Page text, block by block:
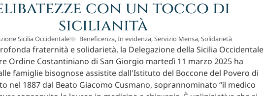
con un tocco di
sicilianità
Sicilia Occidentale Beneficenza,In evidenza,Servizio Mensa,Solidarietà
fraternità e solidarietà, la Delegazione della Sicilia Occidentale
Ordine Costantiniano di San Giorgio martedì 11 marzo 2025 ha
famiglie bisognose assistite dall'Istituto del Boccone del Povero di
nel 1887 dal Beato Giacomo Cusmano, soprannominato “il medico